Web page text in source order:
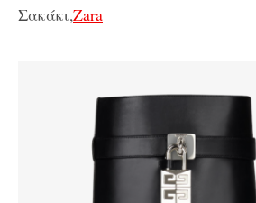
Σακάκι,Zara